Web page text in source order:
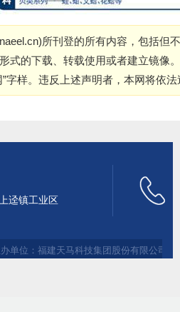
)所刊登的所有内容，包括但
式的下载、转载使用或者建立镜像
”字样。违反上述声明者，本网将依
迳镇工业区
单位：福建天马科技集团股份有限公司